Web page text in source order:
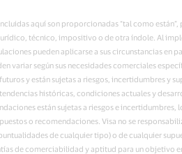
aquí son proporcionadas “tal como
técnico, impositivo o de otra índole. Al
pueden aplicarse a sus circunstancias en
variar según sus necesidades comerciales
y están sujetas a riesgos, incertidumbres y
históricas, condiciones actuales y
están sujetas a riesgos e
o recomendaciones. Visa no se
de cualquier tipo) o de cualquier
de comerciabilidad y aptitud para un objetivo